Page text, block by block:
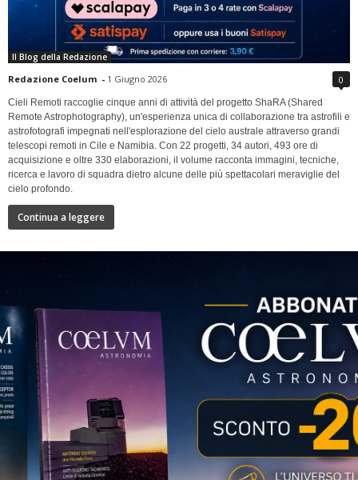
Il Blog della Redazione
Redazione Coelum - 1 Giugno 2026 0
Cieli Remoti raccoglie cinque anni di attività del progetto ShaRA (Shared
Remote Astrophotography), un'esperienza unica di collaborazione tra astrofili e
astrofotografi impegnati nell'esplorazione del cielo australe attraverso grandi
telescopi remoti in Cile e Namibia. Con 22 progetti, 34 autori, 493 ore di
acquisizione e oltre 330 elaborazioni, il volume racconta immagini, tecniche,
ricerca e lavoro di squadra dietro alcune delle più spettacolari meraviglie del
cielo profondo.
Continua a leggere